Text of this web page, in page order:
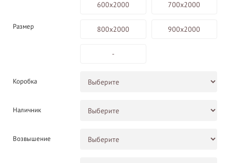
Размер
600х2000 700х2000
800х2000 900х2000
-
Коробка
Наличник
Возвышение